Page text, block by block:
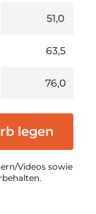
51,0
63,5
76,0
legen
Videos sowie